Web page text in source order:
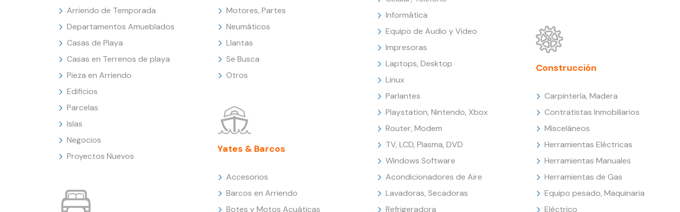
Arriendo de Temporada
Departamentos Amueblados
Casas de Playa
Casas en Terrenos de playa
Pieza en Arriendo
Edificios
Parcelas
Islas
Negocios
Proyectos Nuevos
Motores, Partes
Neumáticos
Llantas
Se Busca
Otros
Yates & Barcos
Accesorios
Barcos en Arriendo
Botes y Motos Acuáticas
Informática
Equipo de Audio y Video
Impresoras
Laptops, Desktop
Linux
Parlantes
Playstation, Nintendo, Xbox
Router, Modem
TV, LCD, Plasma, DVD
Windows Software
Acondicionadores de Aire
Lavadoras, Secadoras
Refrigeradora
Construcción
Carpintería, Madera
Contratistas Inmobiliarios
Misceláneos
Herramientas Eléctricas
Herramientas Manuales
Herramientas de Gas
Equipo pesado, Maquinaria
Eléctrico